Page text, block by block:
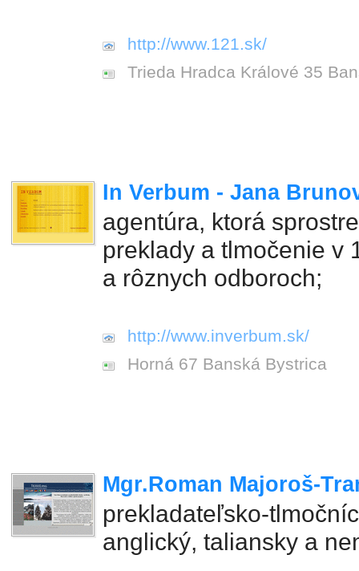
http://www.121.sk/
Trieda Hradca Králové 35
In Verbum - Jana
agentúra, ktorá
preklady a tlmočenie v
a rôznych odboroch;
http://www.inverbum.sk/
Horná 67 Banská Bystrica
Mgr.Roman Majoroš-
prekladateľsko-
anglický, taliansky a